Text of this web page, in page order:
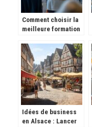
Comment choisir la
meilleure formation
pour booster votre
carrière
Idées de business
en Alsace : Lancer